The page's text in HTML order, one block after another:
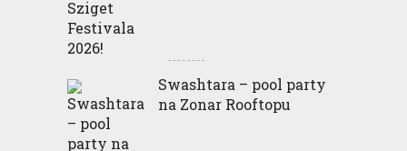
Swashtara – pool party
na Zonar Rooftopu